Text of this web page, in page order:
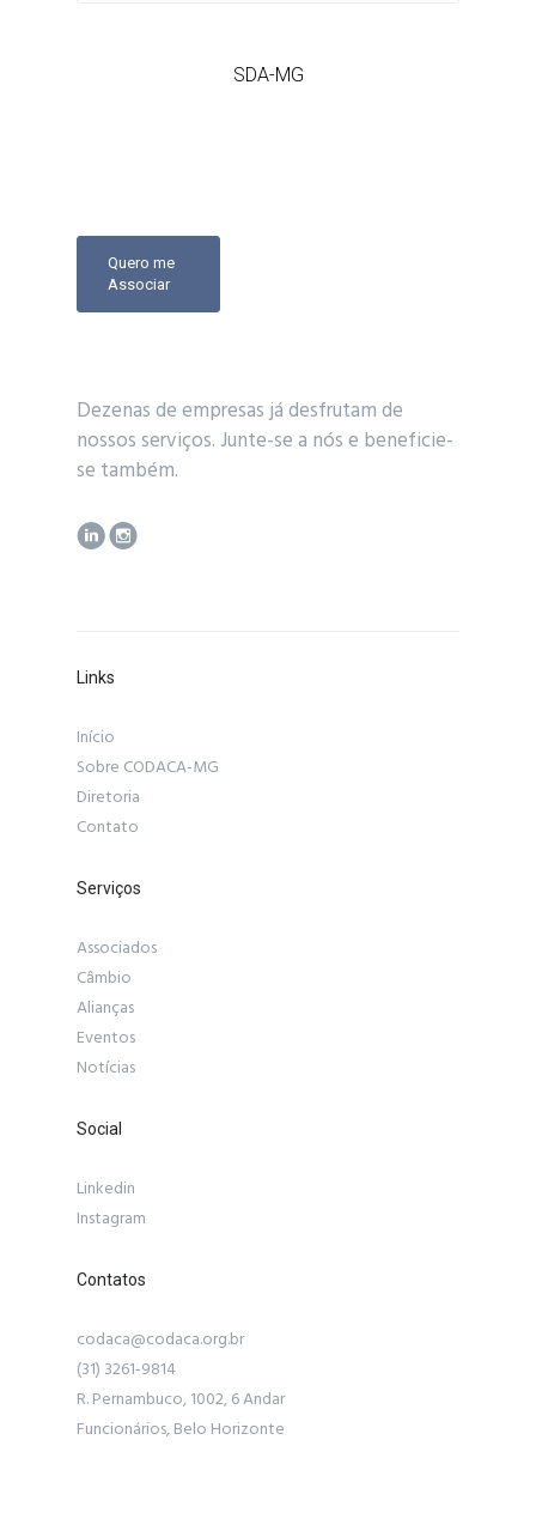
SDA-MG
Quero me
Associar
Dezenas de empresas já desfrutam de
nossos serviços. Junte-se a nós e beneficie-
se também.
Links
Início
Sobre CODACA-MG
Diretoria
Contato
Serviços
Associados
Câmbio
Alianças
Eventos
Notícias
Social
Linkedin
Instagram
Contatos
codaca@codaca.org.br
(31) 3261-9814
R. Pernambuco, 1002, 6 Andar
Funcionários, Belo Horizonte